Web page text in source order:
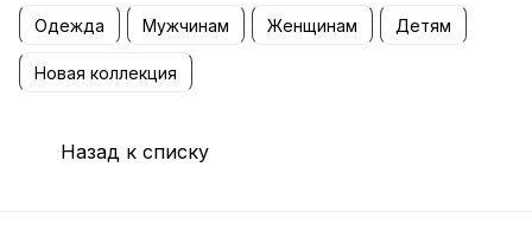
Одежда Мужчинам Женщинам Детям
Новая коллекция
Назад к списку